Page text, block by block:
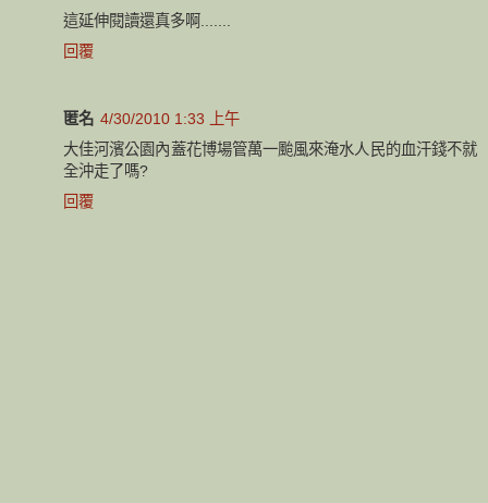
這延伸閱讀還真多啊.......
回覆
匿名 4/30/2010 1:33 上午
大佳河濱公園內蓋花博場管萬一颱風來淹水人民的血汗錢不就
全沖走了嗎?
回覆